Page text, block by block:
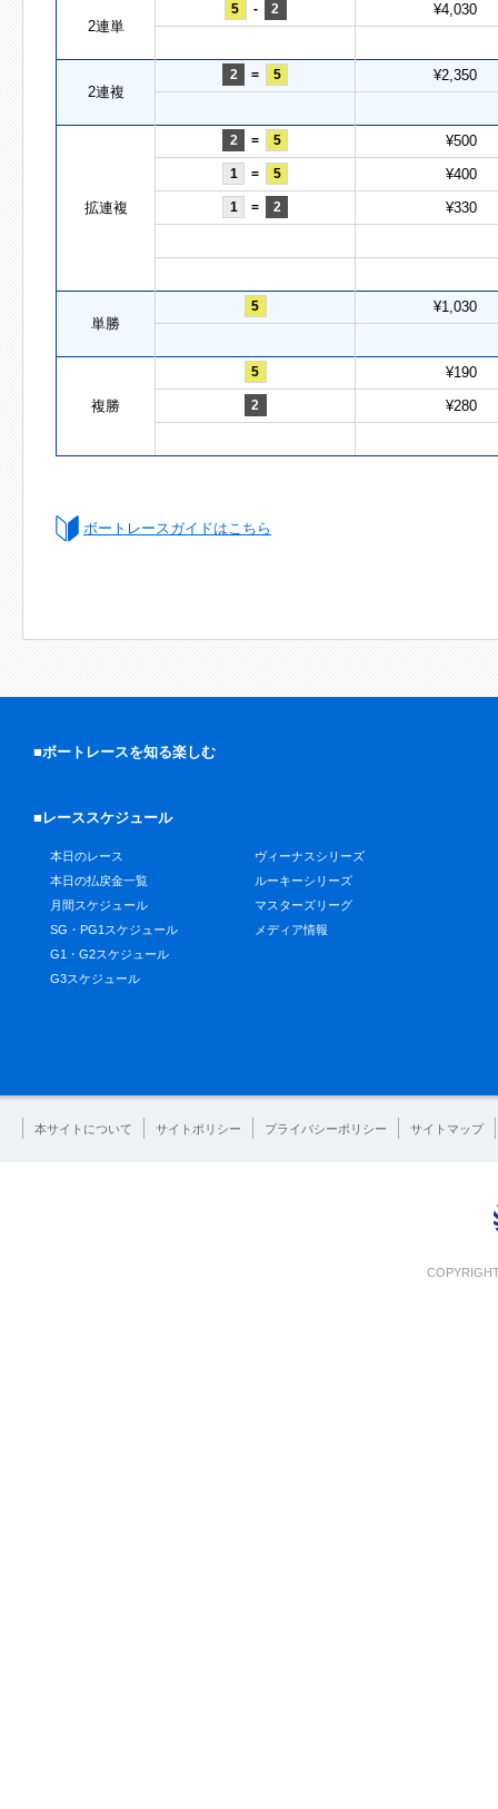
2連単
5 - 2 ¥4,030
2連複
2 = 5 ¥2,350
拡連複
2 = 5 ¥500
1 = 5 ¥400
1 = 2 ¥330
単勝
5 ¥1,030
複勝
5 ¥190
2 ¥280
ボートレースガイドはこちら
■ボートレースを知る楽しむ
■レーススケジュール
本日のレース
本日の払戻金一覧
月間スケジュール
SG・PG1スケジュール
G1・G2スケジュール
G3スケジュール
ヴィーナスシリーズ
ルーキーシリーズ
マスターズリーグ
メディア情報
本サイトについて サイトポリシー プライバシーポリシー サイトマップ